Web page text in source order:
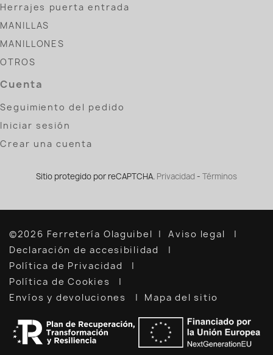
Herrajes puerta entrada
MANILLAS
MANILLONES
OTROS
Cuenta
Seguimiento del pedido
Iniciar sesión
Crear una cuenta
Sitio protegido por reCAPTCHA. Privacidad - Términos
©2026 Ferretería Olaguibel
Aviso legal
Declaración de accesibilidad
Política de Privacidad
Política de Cookies
Envíos y devoluciones
Mapa del sitio